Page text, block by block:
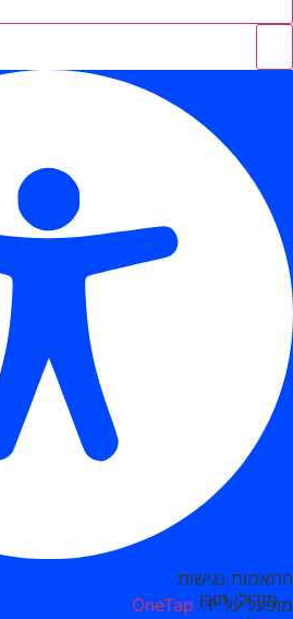
התאמות נגישות
מופעל על ידי OneTap מודולי תוכן